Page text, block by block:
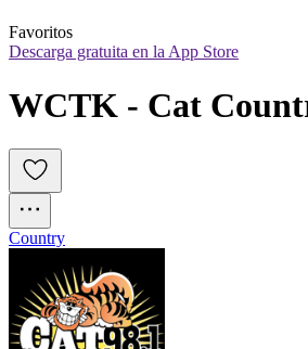
Favoritos
Descarga gratuita en la App Store
WCTK - Cat
Country